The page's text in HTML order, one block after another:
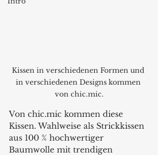
Kissen in verschiedenen Formen und
in verschiedenen Designs kommen
von chic.mic.
Von chic.mic kommen diese
Kissen. Wahlweise als Strickkissen
aus 100 % hochwertiger
Baumwolle mit trendigen